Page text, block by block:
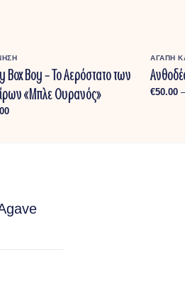
Box Boy – Το Αερόστατο των
«Μπλε Ουρανός»
ΑΓΑΠΗ
€50.00